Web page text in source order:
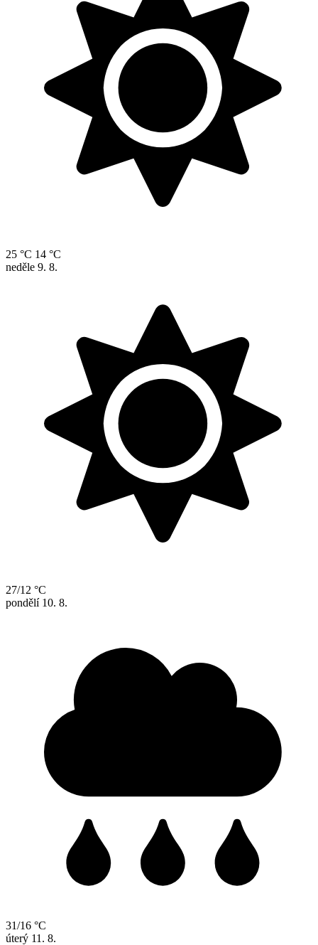
25 °C 14 °C
neděle 9. 8.
27/12 °C
pondělí 10. 8.
31/16 °C
úterý 11. 8.